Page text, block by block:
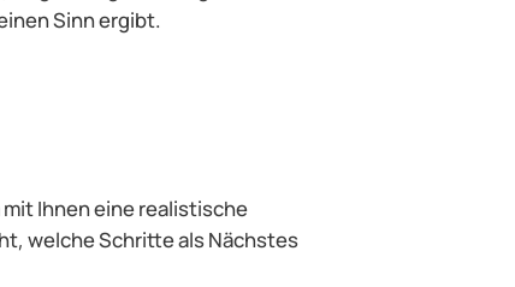
Sinn ergibt.
Ihnen eine realistische
welche Schritte als Nächstes